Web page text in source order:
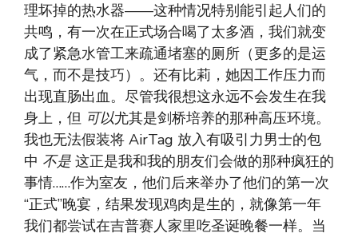
理坏掉的热水器——这种情况特别能引起人们的
共鸣，有一次在正式场合喝了太多酒，我们就变
成了紧急水管工来疏通堵塞的厕所（更多的是运
气，而不是技巧）。还有比莉，她因工作压力而
出现直肠出血。尽管我很想这永远不会发生在我
身上，但 可以尤其是剑桥培养的那种高压环境。
我也无法假装将 AirTag 放入有吸引力男士的包
中 不是 这正是我和我的朋友们会做的那种疯狂的
事情……作为室友，他们后来举办了他们的第一次
“正式”晚宴，结果发现鸡肉是生的，就像第一年
我们都尝试在吉普赛人家里吃圣诞晚餐一样。当